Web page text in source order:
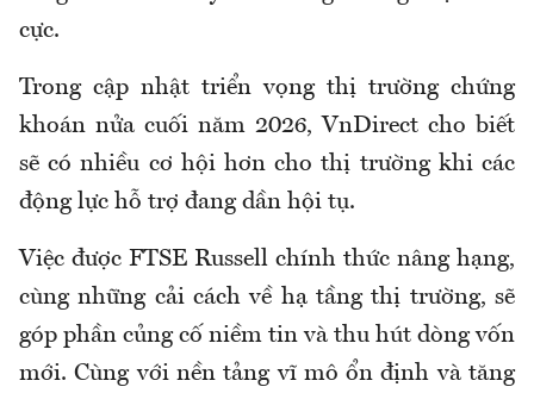
cực.
Trong cập nhật triển vọng thị trường chứng
khoán nửa cuối năm 2026, VnDirect cho biết
sẽ có nhiều cơ hội hơn cho thị trường khi các
động lực hỗ trợ đang dần hội tụ.
Việc được FTSE Russell chính thức nâng hạng,
cùng những cải cách về hạ tầng thị trường, sẽ
góp phần củng cố niềm tin và thu hút dòng vốn
mới. Cùng với nền tảng vĩ mô ổn định và tăng